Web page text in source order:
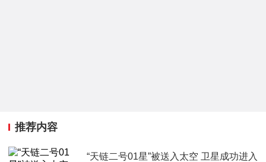
推荐内容
“天链二号01星”被送入太空 卫星成功进入